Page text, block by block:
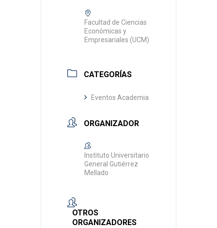
Facultad de Ciencias
Económicas y
Empresariales (UCM)
CATEGORÍAS
Eventos Academia
ORGANIZADOR
Instituto Universitario
General Gutiérrez
Mellado
OTROS
ORGANIZADORES